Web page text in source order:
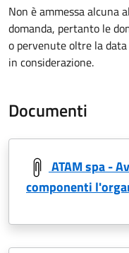
Non è ammessa alcuna
domanda, pertanto le
o pervenute oltre la
in considerazione.
Documenti
ATAM spa -
componenti